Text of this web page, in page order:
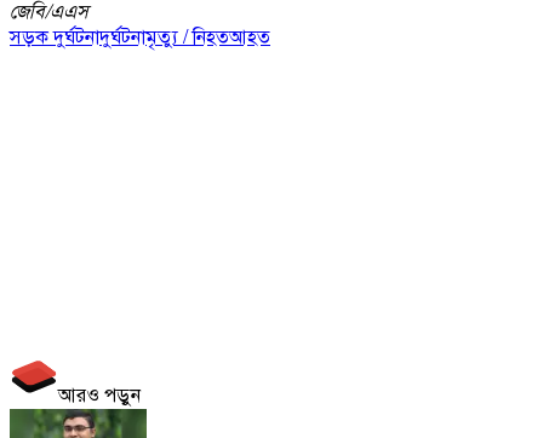
জেবি/এএস
সড়ক দুর্ঘটনাদুর্ঘটনামৃত্যু / নিহতআহত
আরও পড়ুন